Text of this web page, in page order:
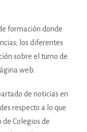
formación donde
los diferentes
sobre el turno de
web.
de noticias en
respecto a lo que
de Colegios de